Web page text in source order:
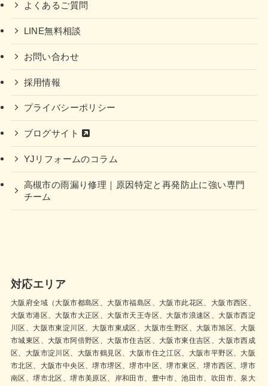
よくあるご質問
LINE無料相談
お問い合わせ
採用情報
プライバシーポリシー
ブログサイト
YJリフォームのコラム
高槻市の雨漏り修理｜原因特定と再発防止に強い専門
チーム
対応エリア
大阪府全域（大阪市都島区、大阪市福島区、大阪市此花区、大阪市西区、
大阪市港区、大阪市大正区、大阪市天王寺区、大阪市浪速区、大阪市西淀
川区、大阪市東淀川区、大阪市東成区、大阪市生野区、大阪市旭区、大阪
市城東区、大阪市阿倍野区、大阪市住吉区、大阪市東住吉区、大阪市西成
区、大阪市淀川区、大阪市鶴見区、大阪市住之江区、大阪市平野区、大阪
市北区、大阪市中央区、堺市堺区、堺市中区、堺市東区、堺市西区、堺市
南区、堺市北区、堺市美原区、岸和田市、豊中市、池田市、吹田市、泉大